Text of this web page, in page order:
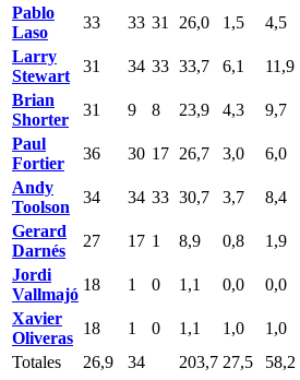
Pablo
Laso
33 33 31 26,0 1,5 4,5
Larry
Stewart
31 34 33 33,7 6,1 11,9
Brian
Shorter
31 9 8 23,9 4,3 9,7
Paul
Fortier
36 30 17 26,7 3,0 6,0
Andy
Toolson
34 34 33 30,7 3,7 8,4
Gerard
Darnés
27 17 1 8,9 0,8 1,9
Jordi
Vallmajó
18 1 0 1,1 0,0 0,0
Xavier
Oliveras
18 1 0 1,1 1,0 1,0
Totales
26,9 34 203,7 27,5 58,2